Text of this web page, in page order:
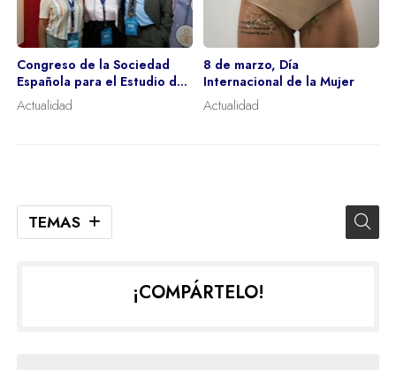
TEMAS
Congreso de la Sociedad
Española para el Estudio de
los Miomas y la
Endometriosis (SEEME)
Actualidad
8 de marzo, Día
Internacional de la Mujer
Actualidad
¡COMPÁRTELO!